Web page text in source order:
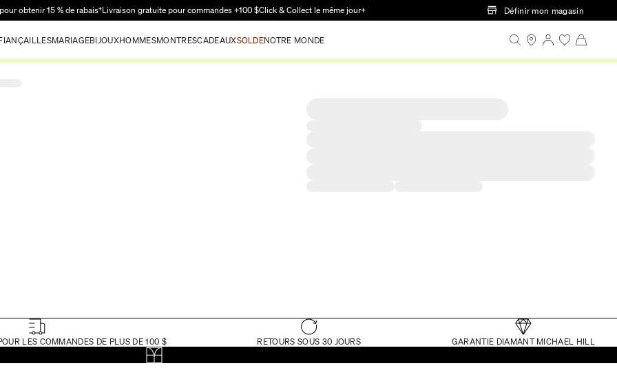
Passer au contenu principal
obtenir 15 % de rabais†Livraison gratuite pour commandes +100 $Click & Collect le même jour+ Définir mon magasin
MARIAGEBIJOUXHOMMESMONTRESCADEAUXSOLDENOTRE MONDE
LES COMMANDES DE PLUS DE 100 $ RETOURS SOUS 30 JOURS GARANTIE DIAMANT MICHAEL HILL